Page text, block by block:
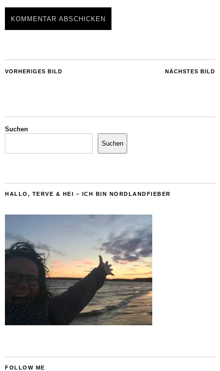
NÄCHSTES BILD
VORHERIGES BILD
Suchen
Suchen
HALLO, TERVE & HEI – ICH BIN NORDLANDFIEBER
FOLLOW ME